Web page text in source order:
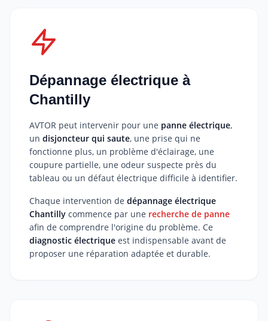
Dépannage électrique à
Chantilly
AVTOR peut intervenir pour une panne électrique,
un disjoncteur qui saute, une prise qui ne
fonctionne plus, un problème d'éclairage, une
coupure partielle, une odeur suspecte près du
tableau ou un défaut électrique difficile à identifier.
Chaque intervention de dépannage électrique
Chantilly commence par une recherche de panne
afin de comprendre l'origine du problème. Ce
diagnostic électrique est indispensable avant de
proposer une réparation adaptée et durable.